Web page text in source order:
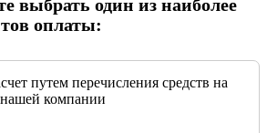
выбрать один из наиболее
оплаты:
путем перечисления средств на
компании